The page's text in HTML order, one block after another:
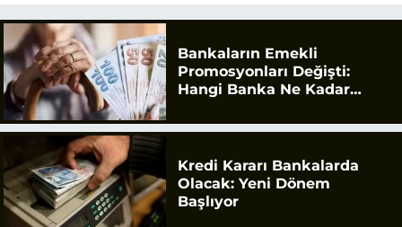
Bankaların Emekli
Promosyonları Değişti:
Hangi Banka Ne Kadar
Kredi Kararı Bankalarda
Olacak: Yeni Dönem
Başlıyor